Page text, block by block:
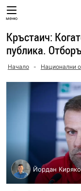
Skip
toменю
Кръстаич:
публика.
Начало - Национални
Йордан